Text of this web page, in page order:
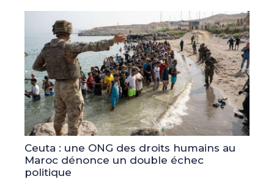
Ceuta : une ONG des droits humains au
Maroc dénonce un double échec
politique